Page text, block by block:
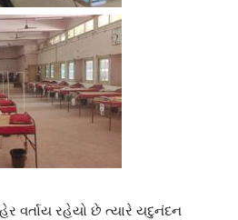
વર્તાય રહેયો છે ત્યારે યદુનંદન